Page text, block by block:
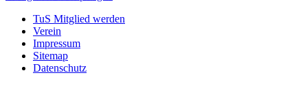
TuS Mitglied werden
Verein
Impressum
Sitemap
Datenschutz